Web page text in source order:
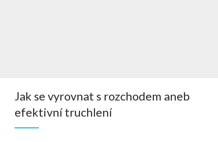
Jak se vyrovnat s rozchodem aneb
efektivní truchlení